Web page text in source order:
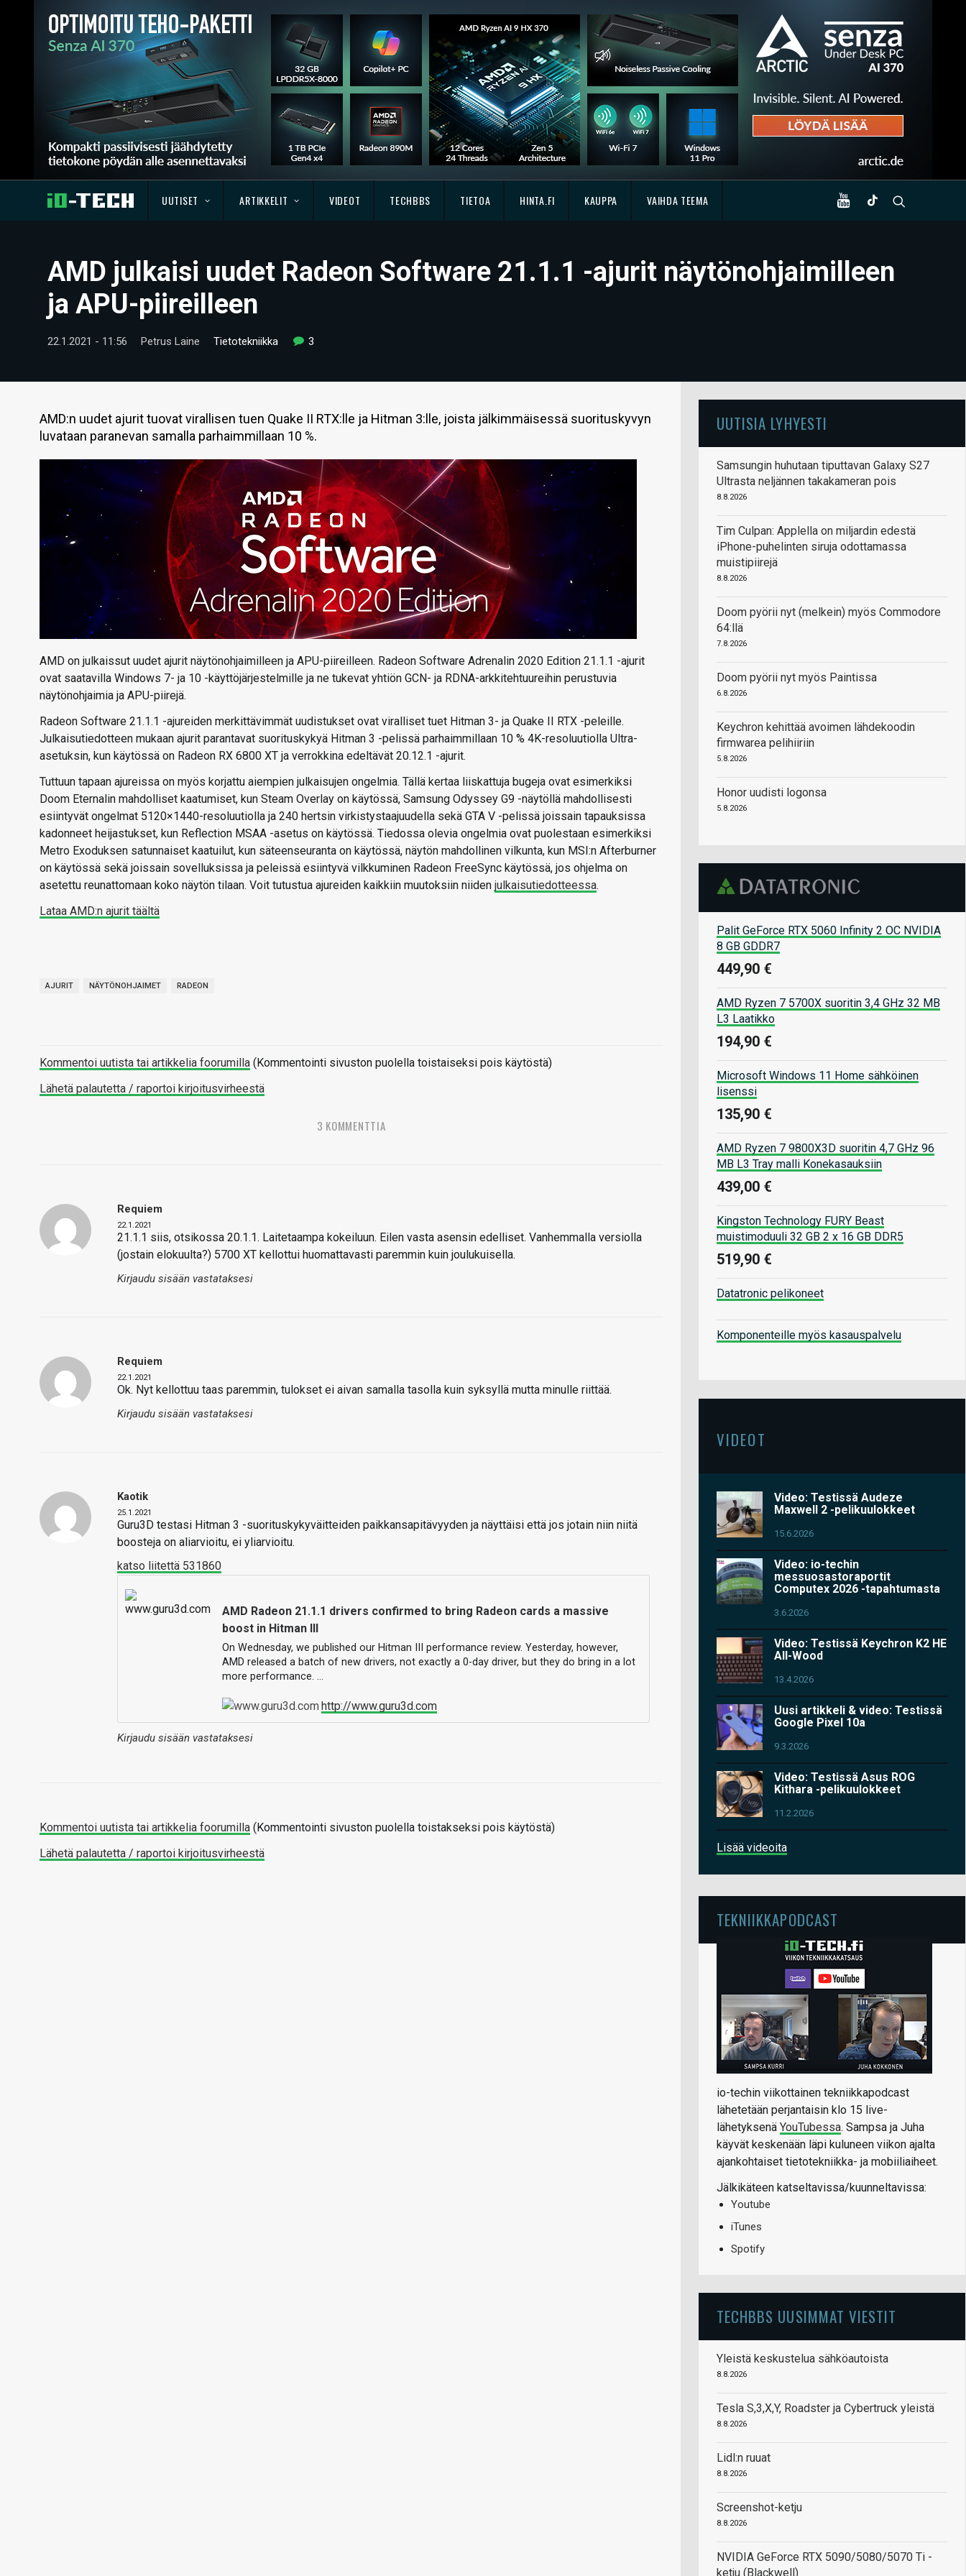
UUTISET ARTIKKELIT VIDEOT TECHBBS TIETOA HINTA.FI KAUPPA VAIHDA TEEMA
AMD julkaisi uudet Radeon Software 21.1.1 -ajurit näytönohjaimilleen
ja APU-piireilleen
22.1.2021 - 11:56 Petrus Laine Tietotekniikka 3
AMD:n uudet ajurit tuovat virallisen tuen Quake II RTX:lle ja Hitman 3:lle, joista jälkimmäisessä suorituskyvyn
luvataan paranevan samalla parhaimmillaan 10 %.
AMD on julkaissut uudet ajurit näytönohjaimilleen ja APU-piireilleen. Radeon Software Adrenalin 2020 Edition 21.1.1 -ajurit
ovat saatavilla Windows 7- ja 10 -käyttöjärjestelmille ja ne tukevat yhtiön GCN- ja RDNA-arkkitehtuureihin perustuvia
näytönohjaimia ja APU-piirejä.
Radeon Software 21.1.1 -ajureiden merkittävimmät uudistukset ovat viralliset tuet Hitman 3- ja Quake II RTX -peleille.
Julkaisutiedotteen mukaan ajurit parantavat suorituskykyä Hitman 3 -pelissä parhaimmillaan 10 % 4K-resoluutiolla Ultra-
asetuksin, kun käytössä on Radeon RX 6800 XT ja verrokkina edeltävät 20.12.1 -ajurit.
Tuttuun tapaan ajureissa on myös korjattu aiempien julkaisujen ongelmia. Tällä kertaa liiskattuja bugeja ovat esimerkiksi
Doom Eternalin mahdolliset kaatumiset, kun Steam Overlay on käytössä, Samsung Odyssey G9 -näytöllä mahdollisesti
esiintyvät ongelmat 5120×1440-resoluutiolla ja 240 hertsin virkistystaajuudella sekä GTA V -pelissä joissain tapauksissa
kadonneet heijastukset, kun Reflection MSAA -asetus on käytössä. Tiedossa olevia ongelmia ovat puolestaan esimerkiksi
Metro Exoduksen satunnaiset kaatuilut, kun säteenseuranta on käytössä, näytön mahdollinen vilkunta, kun MSI:n Afterburner
on käytössä sekä joissain sovelluksissa ja peleissä esiintyvä vilkkuminen Radeon FreeSync käytössä, jos ohjelma on
asetettu reunattomaan koko näytön tilaan. Voit tutustua ajureiden kaikkiin muutoksiin niiden julkaisutiedotteessa.
Lataa AMD:n ajurit täältä
AJURIT NÄYTÖNOHJAIMET RADEON
Kommentoi uutista tai artikkelia foorumilla (Kommentointi sivuston puolella toistaiseksi pois käytöstä)
Lähetä palautetta / raportoi kirjoitusvirheestä
3 KOMMENTTIA
Requiem
22.1.2021
21.1.1 siis, otsikossa 20.1.1. Laitetaampa kokeiluun. Eilen vasta asensin edelliset. Vanhemmalla versiolla
(jostain elokuulta?) 5700 XT kellottui huomattavasti paremmin kuin joulukuisella.
Kirjaudu sisään vastataksesi
Requiem
22.1.2021
Ok. Nyt kellottuu taas paremmin, tulokset ei aivan samalla tasolla kuin syksyllä mutta minulle riittää.
Kirjaudu sisään vastataksesi
Kaotik
25.1.2021
Guru3D testasi Hitman 3 -suorituskykyväitteiden paikkansapitävyyden ja näyttäisi että jos jotain niin niitä
boosteja on aliarvioitu, ei yliarvioitu.
katso liitettä 531860
AMD Radeon 21.1.1 drivers confirmed to bring Radeon cards a massive
boost in Hitman III
On Wednesday, we published our Hitman III performance review. Yesterday, however,
AMD released a batch of new drivers, not exactly a 0-day driver, but they do bring in a lot
more performance. …
http://www.guru3d.com
Kirjaudu sisään vastataksesi
Kommentoi uutista tai artikkelia foorumilla (Kommentointi sivuston puolella toistakseksi pois käytöstä)
Lähetä palautetta / raportoi kirjoitusvirheestä
UUTISIA LYHYESTI
Samsungin huhutaan tiputtavan Galaxy S27
Ultrasta neljännen takakameran pois
8.8.2026
Tim Culpan: Applella on miljardin edestä
iPhone-puhelinten siruja odottamassa
muistipiirejä
8.8.2026
Doom pyörii nyt (melkein) myös Commodore
64:llä
7.8.2026
Doom pyörii nyt myös Paintissa
6.8.2026
Keychron kehittää avoimen lähdekoodin
firmwarea pelihiiriin
5.8.2026
Honor uudisti logonsa
5.8.2026
Palit GeForce RTX 5060 Infinity 2 OC NVIDIA
8 GB GDDR7
449,90 €
AMD Ryzen 7 5700X suoritin 3,4 GHz 32 MB
L3 Laatikko
194,90 €
Microsoft Windows 11 Home sähköinen
lisenssi
135,90 €
AMD Ryzen 7 9800X3D suoritin 4,7 GHz 96
MB L3 Tray malli Konekasauksiin
439,00 €
Kingston Technology FURY Beast
muistimoduuli 32 GB 2 x 16 GB DDR5
519,90 €
Datatronic pelikoneet
Komponenteille myös kasauspalvelu
VIDEOT
Video: Testissä Audeze
Maxwell 2 -pelikuulokkeet
15.6.2026
Video: io-techin
messuosastoraportit
Computex 2026 -tapahtumasta
3.6.2026
Video: Testissä Keychron K2 HE
All-Wood
13.4.2026
Uusi artikkeli & video: Testissä
Google Pixel 10a
9.3.2026
Video: Testissä Asus ROG
Kithara -pelikuulokkeet
11.2.2026
Lisää videoita
TEKNIIKKAPODCAST
io-techin viikottainen tekniikkapodcast
lähetetään perjantaisin klo 15 live-
lähetyksenä YouTubessa. Sampsa ja Juha
käyvät keskenään läpi kuluneen viikon ajalta
ajankohtaiset tietotekniikka- ja mobiiliaiheet.
Jälkikäteen katseltavissa/kuunneltavissa:
Youtube
iTunes
Spotify
TECHBBS UUSIMMAT VIESTIT
Yleistä keskustelua sähköautoista
8.8.2026
Tesla S,3,X,Y, Roadster ja Cybertruck yleistä
8.8.2026
Lidl:n ruuat
8.8.2026
Screenshot-ketju
8.8.2026
NVIDIA GeForce RTX 5090/5080/5070 Ti -
ketju (Blackwell)